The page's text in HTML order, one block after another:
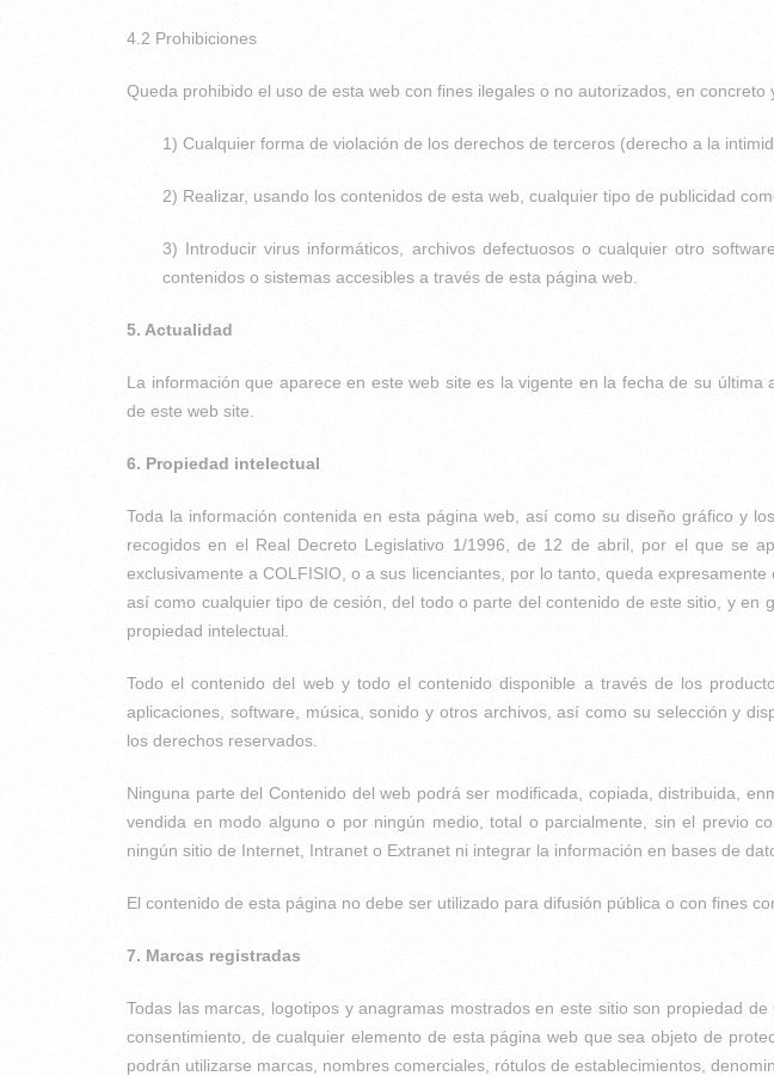
4.2 Prohibiciones
Queda prohibido el uso de esta web con fines ilegales o no autorizados, en concreto
1) Cualquier forma de violación de los derechos de terceros (derecho a la
2) Realizar, usando los contenidos de esta web, cualquier tipo de publicidad
3) Introducir virus informáticos, archivos defectuosos o cualquier otro
contenidos o sistemas accesibles a través de esta página web.
5. Actualidad
La información que aparece en este web site es la vigente en la fecha de su
de este web site.
6. Propiedad intelectual
Toda la información contenida en esta página web, así como su diseño gráfico y
recogidos en el Real Decreto Legislativo 1/1996, de 12 de abril, por el que se
exclusivamente a COLFISIO, o a sus licenciantes, por lo tanto, queda
así como cualquier tipo de cesión, del todo o parte del contenido de este sitio, y
propiedad intelectual.
Todo el contenido del web y todo el contenido disponible a través de los
aplicaciones, software, música, sonido y otros archivos, así como su selección y
los derechos reservados.
Ninguna parte del Contenido del web podrá ser modificada, copiada, distribuida,
vendida en modo alguno o por ningún medio, total o parcialmente, sin el previo
ningún sitio de Internet, Intranet o Extranet ni integrar la información en bases de
El contenido de esta página no debe ser utilizado para difusión pública o con fines
7. Marcas registradas
Todas las marcas, logotipos y anagramas mostrados en este sitio son propiedad
consentimiento, de cualquier elemento de esta página web que sea objeto de
podrán utilizarse marcas, nombres comerciales, rótulos de establecimientos,